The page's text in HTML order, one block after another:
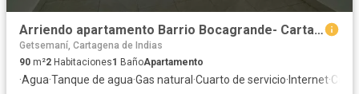
Arriendo apartamento Barrio Bocagrande- Cartagena de Indias
Getsemaní, Cartagena de Indias
90 m²2 Habitaciones1 BañoApartamento
·Agua·Tanque de agua·Gas natural ·Cuarto de servicio· Internet·